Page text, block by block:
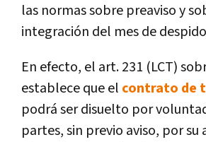
las normas sobre preaviso y
integración del mes de
En efecto, el art. 231 (LCT)
establece que el contrato de
podrá ser disuelto por
partes, sin previo aviso, por su